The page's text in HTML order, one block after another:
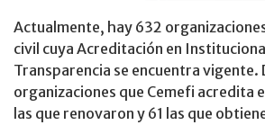
Actualmente, hay 632
civil cuya Acreditación en
Transparencia se encuentra vigente.
organizaciones que Cemefi acredita
las que renovaron y 61 las que